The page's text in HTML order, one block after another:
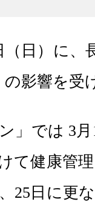
（日）に
の影響を
ン」では 3
て健康管
25日に更